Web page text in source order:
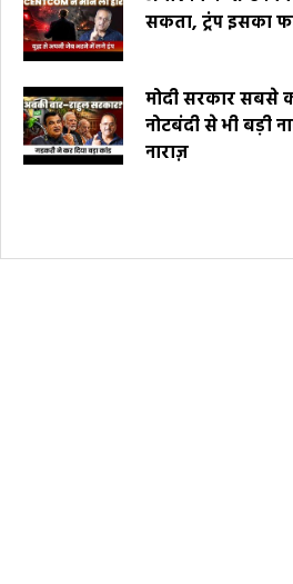
सकता, ट्रंप इसका
मोदी सरकार सबसे
नोटबंदी से भी बड़ी
नाराज़